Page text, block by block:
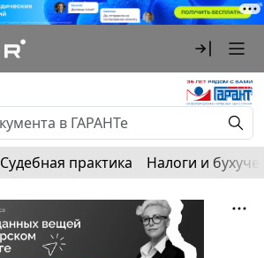
Судебная практика Налоги и